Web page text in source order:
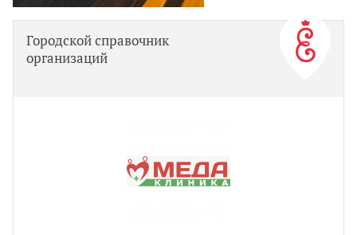
Городской справочник
организаций